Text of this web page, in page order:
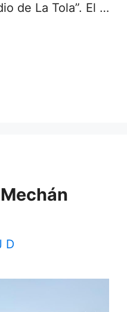
de La Tola”. El …
D